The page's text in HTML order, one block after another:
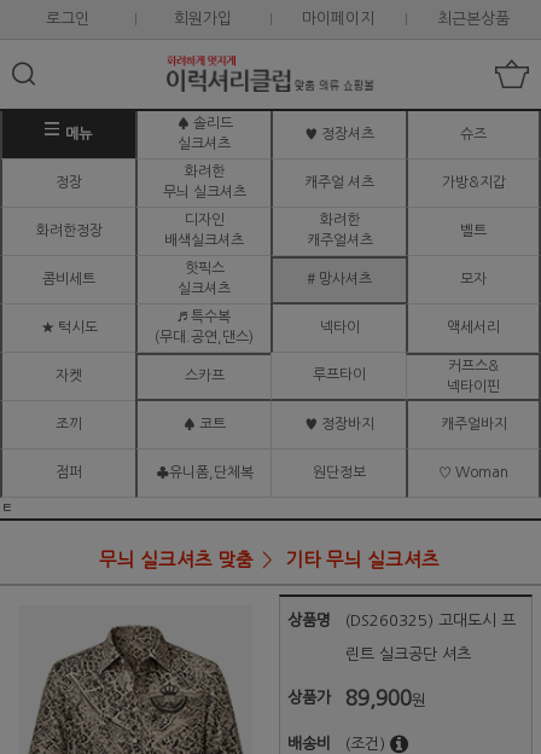
로그인 회원가입 마이페이지 최근본상품
메뉴
♠ 솔리드
실크셔츠
♥ 정장셔츠 슈즈
정장
화려한
무늬 실크셔츠
캐주얼 셔츠 가방&지갑
화려한정장
디자인
배색실크셔츠
화려한
캐주얼셔츠
벨트
콤비세트
핫픽스
실크셔츠
# 망사셔츠 모자
★ 턱시도
♬ 특수복
(무대.공연,댄스)
넥타이 액세서리
자켓 스카프 루프타이
커프스&
넥타이핀
조끼 ♠ 코트 ♥ 정장바지 캐주얼바지
점퍼 ♣유니폼,단체복 원단정보 ♡ Woman
ㅌ
무늬 실크셔츠 맞춤 기타 무늬 실크셔츠
상품명 (DS260325) 고대도시 프
린트 실크공단 셔츠
상품가 89,900원
배송비 (조건)